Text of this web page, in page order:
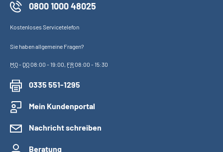
0800 1000 48025
Kostenloses Servicetelefon
Sie haben allgemeine Fragen?
MO- DO08:00 - 19:00, FR08:00 - 15:30
0335 551-1295
Mein Kundenportal
Nachricht schreiben
Beratung